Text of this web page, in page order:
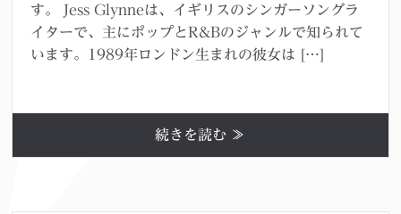
す。 Jess Glynneは、イギリスのシンガーソングラ
イターで、主にポップとR&Bのジャンルで知られて
います。1989年ロンドン生まれの彼女は […]
続きを読む ≫